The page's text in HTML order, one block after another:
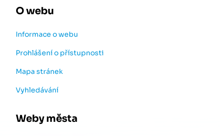
O webu
Informace o webu
Prohlášení o přístupnosti
Mapa stránek
Vyhledávání
Weby města